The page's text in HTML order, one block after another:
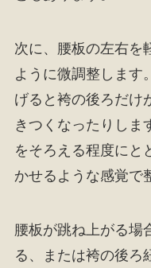
次に、腰板の左右を
ように微調整します
げると袴の後ろだけ
きつくなったりしま
をそろえる程度にと
かせるような感覚で
腰板が跳ね上がる場
る、または袴の後ろ